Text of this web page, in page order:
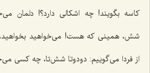
کاسه بگویند! چه اشکالی دارد؟! دلمان
شش، همینی که هست! می‌خواهید بخواهید،
از فردا می‌گوییم: دودوتا شش‌تا، چه کسی